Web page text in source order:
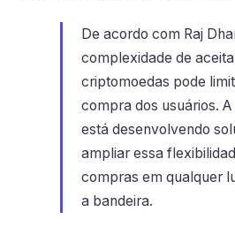
De acordo com Raj
complexidade de
criptomoedas pode
compra dos usuários.
está desenvolvendo
ampliar essa
compras em qualquer
a bandeira.